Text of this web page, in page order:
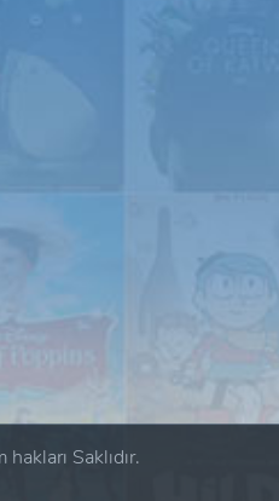
Saklıdır.